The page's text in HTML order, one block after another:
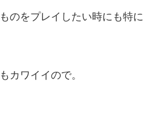
のをプレイしたい時にも特に
カワイイので。